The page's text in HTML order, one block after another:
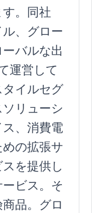
す。同社
、グロー
バルな出
運営して
イルセグ
リューシ
ス、消費電
の拡張サ
を提供し
ビス。そ
品。グロ